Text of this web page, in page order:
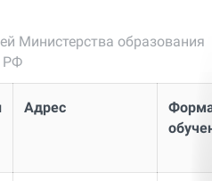
Министерства образования
РФ
Адрес